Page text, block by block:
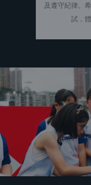
及遵守紀律。
試，